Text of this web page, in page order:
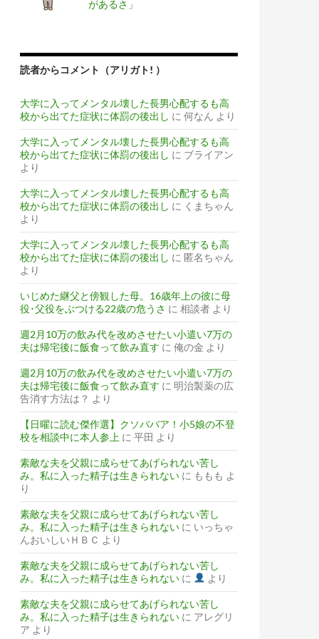
があるさ」
読者からコメント（アリガト! ）
大学に入ってメンタル壊した長男心配するも高
校から出てた症状に体罰の後出し に 何なん より
大学に入ってメンタル壊した長男心配するも高
校から出てた症状に体罰の後出し に ブライアン
より
大学に入ってメンタル壊した長男心配するも高
校から出てた症状に体罰の後出し に くまちゃん
より
大学に入ってメンタル壊した長男心配するも高
校から出てた症状に体罰の後出し に 匿名ちゃん
より
いじめた継父と傍観した母。16歳年上の彼に母
役･父役をぶつける22歳の危うさ に 相談者 より
週2月10万の飲み代を改めさせたい小遣い7万の
夫は帰宅後に飯食って飲み直す に 俺の金 より
週2月10万の飲み代を改めさせたい小遣い7万の
夫は帰宅後に飯食って飲み直す に 明治製薬の広
告消す方法は？ より
【日曜に読む傑作選】クソババア！小5娘の不登
校を相談中に本人参上 に 平田 より
素敵な夫を父親に成らせてあげられない苦し
み。私に入った精子は生きられない に ももも よ
り
素敵な夫を父親に成らせてあげられない苦し
み。私に入った精子は生きられない に いっちゃ
んおいしいＨＢＣ より
素敵な夫を父親に成らせてあげられない苦し
み。私に入った精子は生きられない に より
素敵な夫を父親に成らせてあげられない苦し
み。私に入った精子は生きられない に アレグリ
ア より